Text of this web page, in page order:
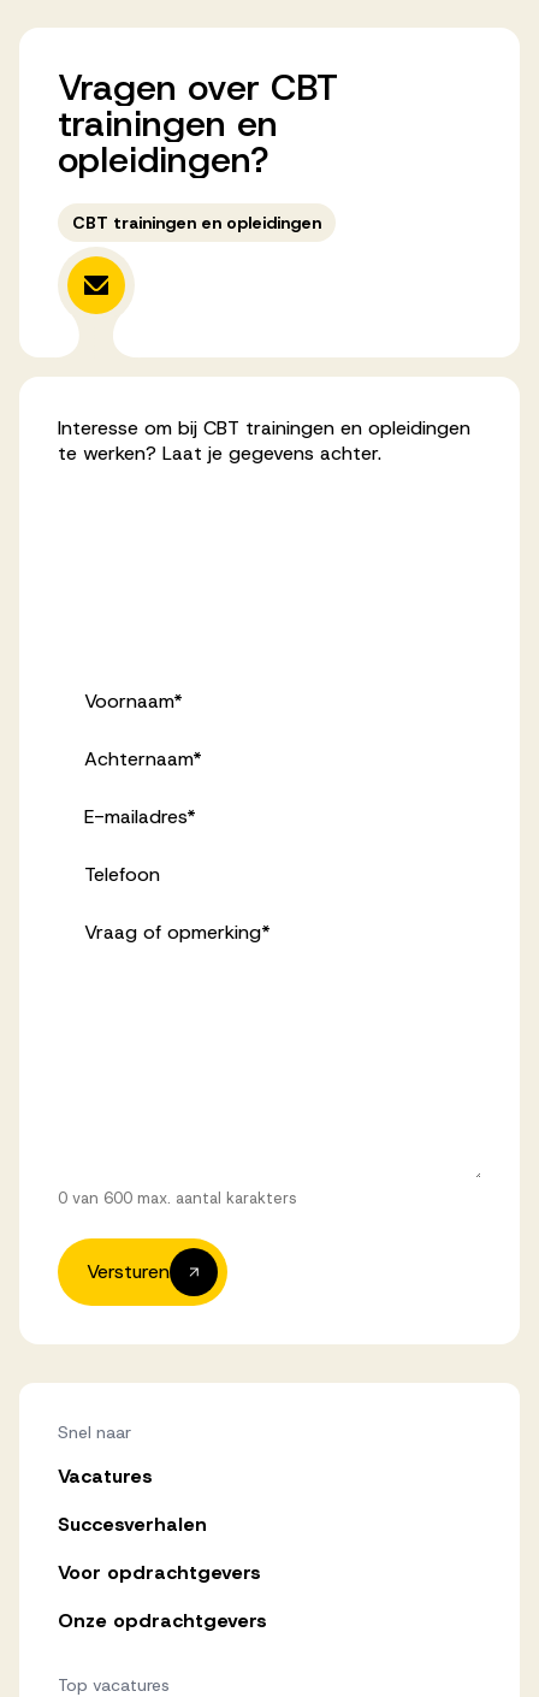
Werken bij AV
Voor kandidaten
Inspiratie
Vragen over CBT
trainingen en
opleidingen?
CBT trainingen en opleidingen
Interesse om bij CBT trainingen en opleidingen
te werken? Laat je gegevens achter.
Voornaam*
Achternaam*
E-mailadres*
Telefoon
Vraag of opmerking*
0 van 600 max. aantal karakters
Versturen
Snel naar
Vacatures
Succesverhalen
Voor opdrachtgevers
Onze opdrachtgevers
Top vacatures